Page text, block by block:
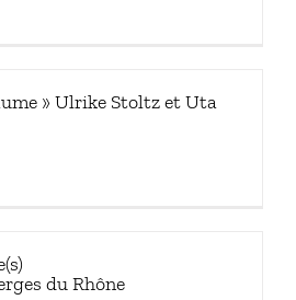
» Ulrike Stoltz et Uta
du Rhône